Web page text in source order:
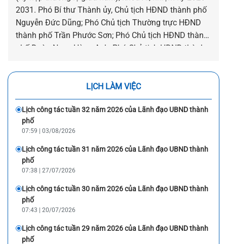
2031. Phó Bí thư Thành ủy, Chủ tịch HĐND thành phố
Nguyễn Đức Dũng; Phó Chủ tịch Thường trực HĐND
thành phố Trần Phước Sơn; Phó Chủ tịch HĐND thành
phố Đoàn Ngọc Hùng Anh; Phó Chủ tịch HĐND thành
LỊCH LÀM VIỆC
Lịch công tác tuần 32 năm 2026 của Lãnh đạo UBND thành
phố
07:59 | 03/08/2026
Lịch công tác tuần 31 năm 2026 của Lãnh đạo UBND thành
phố
07:38 | 27/07/2026
Lịch công tác tuần 30 năm 2026 của Lãnh đạo UBND thành
phố
07:43 | 20/07/2026
Lịch công tác tuần 29 năm 2026 của Lãnh đạo UBND thành
phố